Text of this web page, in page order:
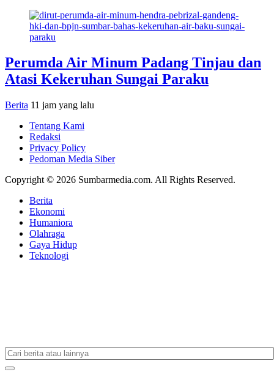
Perumda Air Minum Padang Tinjau dan
Atasi Kekeruhan Sungai Paraku
Berita 11 jam yang lalu
Tentang Kami
Redaksi
Privacy Policy
Pedoman Media Siber
Copyright © 2026 Sumbarmedia.com. All Rights Reserved.
Berita
Ekonomi
Humaniora
Olahraga
Gaya Hidup
Teknologi